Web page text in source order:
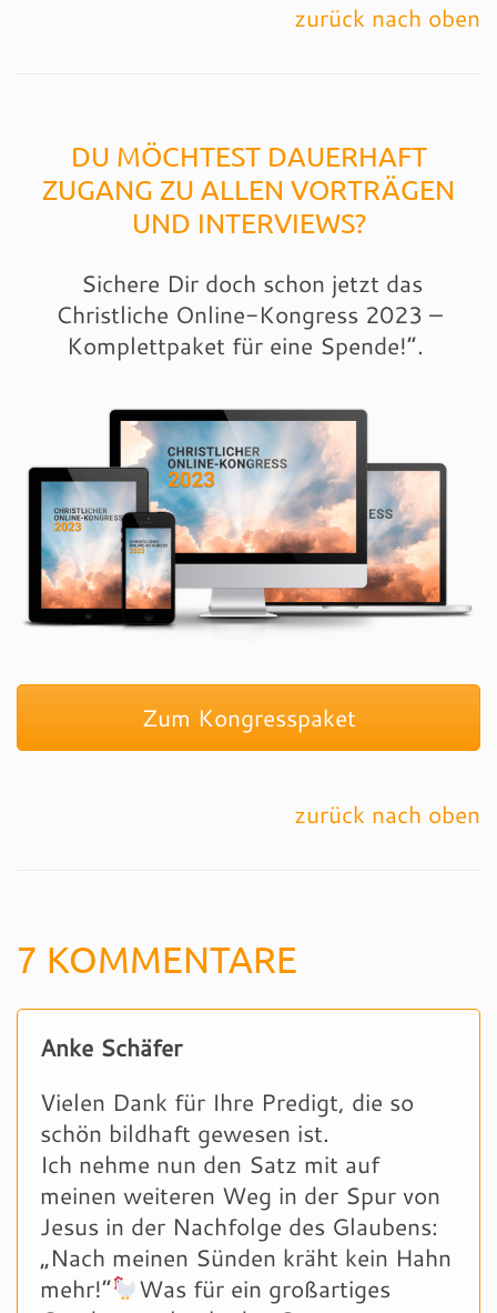
zurück nach oben
DU MÖCHTEST DAUERHAFT
ZUGANG ZU ALLEN VORTRÄGEN
UND INTERVIEWS?
Sichere Dir doch schon jetzt das
Christliche Online-Kongress 2023 –
Komplettpaket für eine Spende!“.
Zum Kongresspaket
zurück nach oben
7 KOMMENTARE
Anke Schäfer
Vielen Dank für Ihre Predigt, die so
schön bildhaft gewesen ist.
Ich nehme nun den Satz mit auf
meinen weiteren Weg in der Spur von
Jesus in der Nachfolge des Glaubens:
„Nach meinen Sünden kräht kein Hahn
mehr!“
Was für ein großartiges